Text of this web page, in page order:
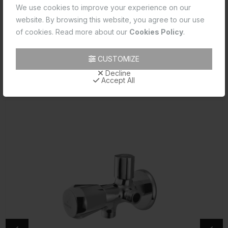
We use cookies to improve your experience on our
website. By browsing this website, you agree to our use
of cookies. Read more about our Cookies Policy.
CUSTOMIZE
Decline
Accept All
Product 2D CAD
Product Image
Product Technical Image
రిలేటెడ్ ప్రోడక్ట్స్